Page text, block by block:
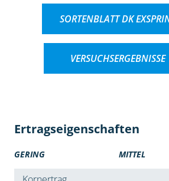
SORTENBLATT DK
VERSUCHSERGEBNISSE
Ertragseigenschaften
GERING MITTEL